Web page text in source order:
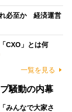
れ必至か 経済運営
CXO」とは何
一覧を見る
騒動の内幕
みんなで大家さ